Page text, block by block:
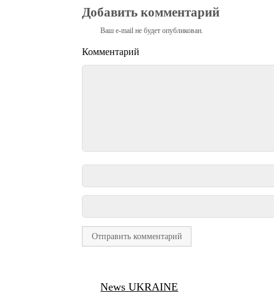
Добавить комментарий
Ваш e-mail не будет опубликован.
Комментарий
News UKRAINE